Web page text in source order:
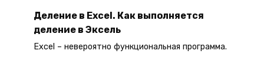
Деление в Excel. Как выполняется
деление в Эксель
Excel – невероятно функциональная программа.